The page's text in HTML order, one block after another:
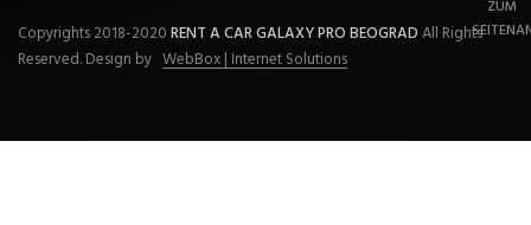
Copyrights 2018-2020RENT A CAR GALAXY PRO BEOGRADAll Rights
Reserved. Design by WebBox | Internet Solutions
ZUM